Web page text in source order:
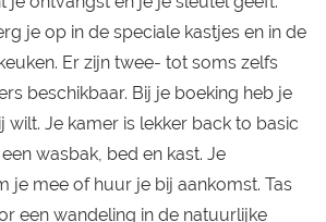
je op in de speciale kastjes en in de
Er zijn twee- tot soms zelfs
beschikbaar. Bij je boeking heb je
wilt. Je kamer is lekker back to basic
wasbak, bed en kast. Je
je mee of huur je bij aankomst. Tas
een wandeling in de natuurlijke